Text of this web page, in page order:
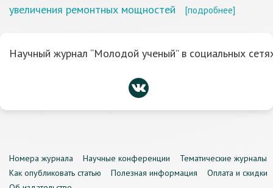
увеличения ремонтных мощностей
[подробнее]
Научный журнал “Молодой ученый” в социальных
Номера журнала Научные конференции
Тематические журналы
Как опубликовать статью
Полезная информация
Оплата и скидки